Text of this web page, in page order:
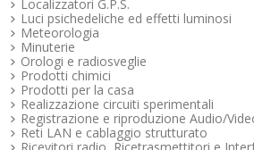
Localizzatori G.P.S.
Luci psichedeliche ed effetti luminosi
Meteorologia
Minuterie
Orologi e radiosveglie
Prodotti chimici
Prodotti per la casa
Realizzazione circuiti sperimentali
Registrazione e riproduzione Audio/
Reti LAN e cablaggio strutturato